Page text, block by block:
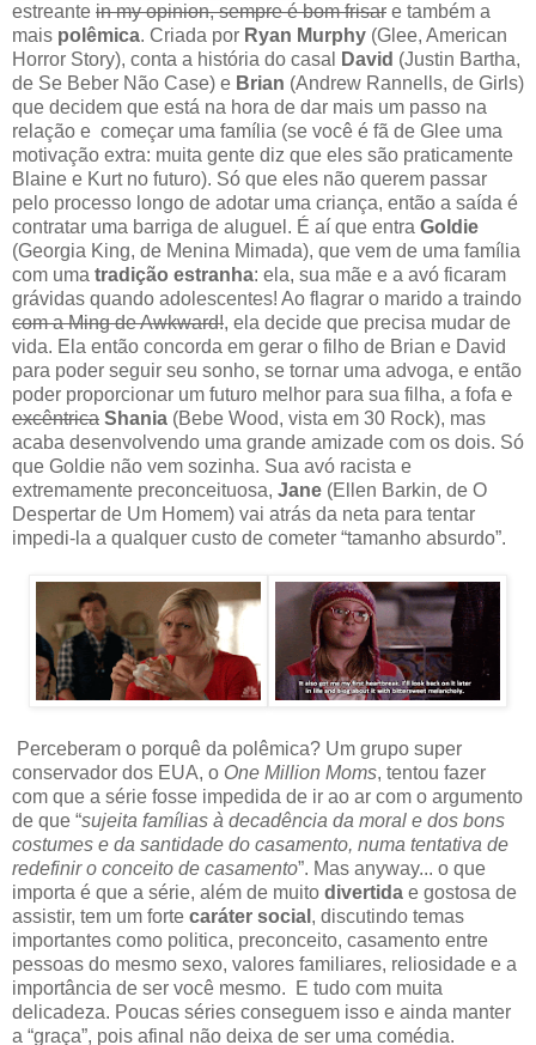
estreante in my opinion, sempre é bom frisar e também a
mais polêmica. Criada por Ryan Murphy (Glee, American
Horror Story), conta a história do casal
David (Justin Bartha,
de Se Beber Não Case) e Brian (Andrew Rannells, de Girls)
que decidem que está na hora de dar mais um passo na
relação e começar uma família (se você é fã de Glee uma
motivação extra: muita gente diz que eles são praticamente
Blaine e Kurt no futuro). Só que eles não querem passar
pelo processo longo de adotar uma criança, então a saída é
contratar uma barriga de aluguel. É aí que entra Goldie
(Georgia King, de Menina Mimada), que vem de uma família
com uma tradição estranha: ela, sua mãe e a avó ficaram
grávidas quando adolescentes! Ao flagrar o marido a traindo
com a Ming de Awkward!, ela decide que precisa mudar de
vida. Ela então concorda em gerar o filho de Brian e David
para poder seguir seu sonho, se tornar uma advoga, e então
poder proporcionar um futuro melhor para sua filha, a fofa e
excêntrica Shania (Bebe Wood, vista em 30 Rock), mas
acaba desenvolvendo uma grande amizade com os dois. Só
que Goldie não vem sozinha. Sua avó racista e
extremamente preconceituosa, Jane (Ellen Barkin, de O
Despertar de Um Homem) vai atrás da neta para tentar
impedi-la a qualquer custo de cometer “tamanho absurdo”.
Perceberam o porquê da polêmica? Um grupo super
conservador dos EUA, o One Million Moms, tentou fazer
com que a série fosse impedida de ir ao ar com o argumento
de que “sujeita famílias à decadência da moral e dos bons
costumes e da santidade do casamento, numa tentativa de
redefinir o conceito de casamento”. Mas anyway... o que
importa é que a série, além de muito divertida e gostosa de
assistir, tem um forte caráter social , discutindo temas
importantes como politica, preconceito, casamento entre
pessoas do mesmo sexo, valores familiares, reliosidade e a
importância de ser você mesmo. E tudo com muita
delicadeza. Poucas séries conseguem isso e ainda manter
a “graça”, pois afinal não deixa de ser uma comédia.